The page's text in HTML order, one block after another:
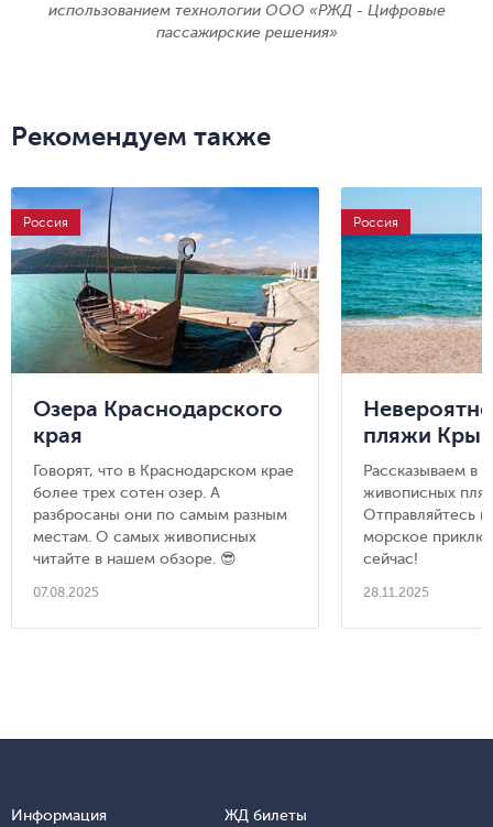
использованием технологии ООО «РЖД - Цифровые
пассажирские решения»
Рекомендуем также
Россия
Озера Краснодарского
края
Говорят, что в Краснодарском крае
более трех сотен озер. А
разбросаны они по самым разным
местам. О самых живописных
читайте в нашем обзоре. 😎
07.08.2025
Россия
пляжи
Рассказываем в
живописных
Отправляйтесь в
морское
сейчас!
28.11.2025
Информация ЖД билеты